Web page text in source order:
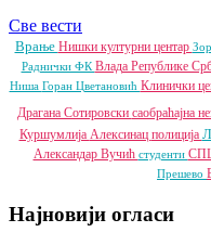
Све вести
Врање Нишки културни центар
Раднички ФК Влада Републике
Ниша Горан Цветановић Клинички
Драгана Сотировски саобраћајна
Куршумлија Алексинац полиција
Александар Вучић студенти
Прешево
Најновији огласи